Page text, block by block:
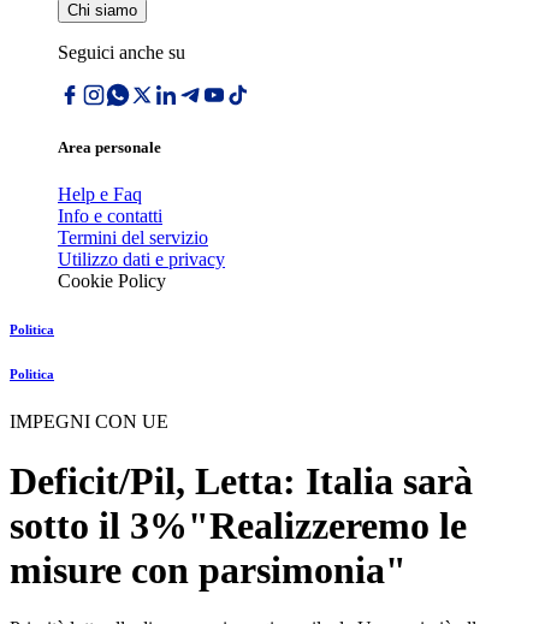
Chi siamo
Seguici anche su
Area personale
Help e Faq
Info e contatti
Termini del servizio
Utilizzo dati e privacy
Cookie Policy
Politica
Politica
IMPEGNI CON UE
Deficit/Pil, Letta: Italia sarà
sotto il 3%"Realizzeremo le
misure con parsimonia"